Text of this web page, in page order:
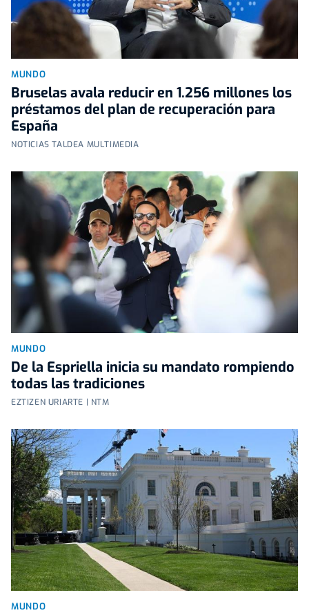
MUNDO
Bruselas avala reducir en 1.256 millones los
préstamos del plan de recuperación para
España
NOTICIAS TALDEA MULTIMEDIA
MUNDO
De la Espriella inicia su mandato rompiendo
todas las tradiciones
EZTIZEN URIARTE | NTM
MUNDO